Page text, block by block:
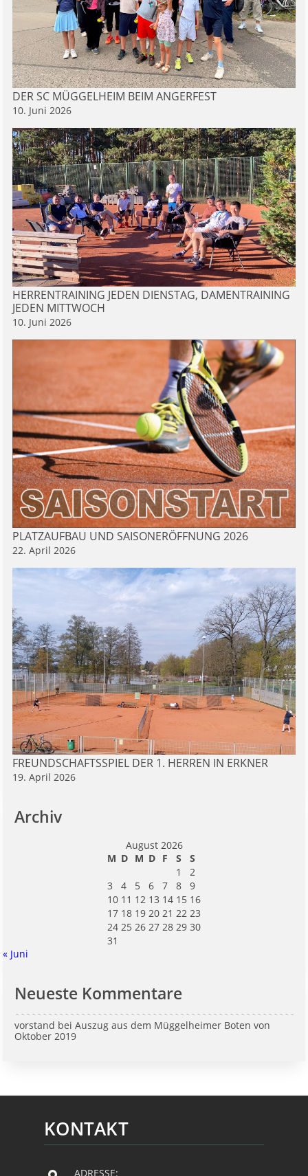
DER SC MÜGGELHEIM BEIM ANGERFEST
10. Juni 2026
HERRENTRAINING JEDEN DIENSTAG, DAMENTRAINING
JEDEN MITTWOCH
10. Juni 2026
PLATZAUFBAU UND SAISONERÖFFNUNG 2026
22. April 2026
FREUNDSCHAFTSSPIEL DER 1. HERREN IN ERKNER
19. April 2026
Archiv
August 2026
M D M D F S
S
1
2
3
4 5 6 7 8
9
10 11 12 13 14 15 16
17 18 19 20 21 22 23
24 25 26 27 28 29 30
31
« Juni
Neueste Kommentare
vorstand beiAuszug aus dem Müggelheimer Boten von
Oktober 2019
KONTAKT
ADRESSE: